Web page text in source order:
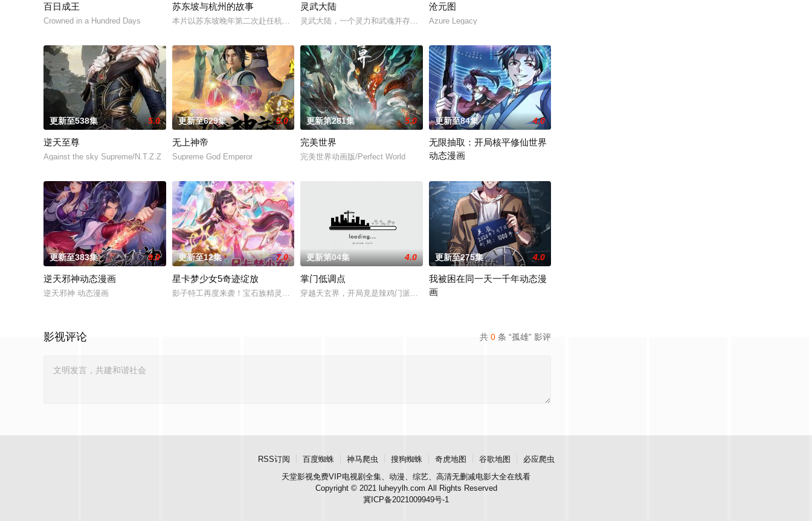
百日成王
Crowned in a Hundred Days
苏东坡与杭州的故事
本片以苏东坡晚年第二次赴任杭州，与老友佛印（一心想将苏东坡渡入佛门）、辽国女粉丝耶律云（原型为高丽使者之子金富轼与金
灵武大陆
灵武大陆，一个灵力和武魂并存的世界，灵修一念动山河，武者徒手撕天地。星辰镇昔日天才辰天，十岁后武魂沉寂、灵海枯竭，自
沧元图
Azure Legacy
更新至538集 5.0
逆天至尊
Against the sky Supreme/N.T.Z.Z
更新至629集 5.0
无上神帝
Supreme God Emperor
更新第281集 5.0
完美世界
完美世界动画版/Perfect World
更新至84集 4.0
无限抽取：开局核平修仙世界
动态漫画
更新至383集 9.0
逆天邪神动态漫画
逆天邪神 动态漫画
更新至12集 7.0
星卡梦少女5奇迹绽放
影子特工再度来袭！宝石族精灵竟然成了关键所在！东方桃子与伙伴们一边为救治师父森木宇冲击仙蜜试炼赛冠军，一边暗中追查潜
更新第04集 4.0
掌门低调点
穿越天玄界，开局竟是辣鸡门派掌门人！都市氪金人重生游戏异界，拿玩家当走狗，收世界主角做小弟，论装逼我只认天下第一！
更新至275集 4.0
我被困在同一天一千年动态漫
画
共 0 条 “孤雄” 影评
影视评论
RSS订阅 百度蜘蛛 神马爬虫 搜狗蜘蛛 奇虎地图 谷歌地图
必应爬虫
天堂影视免费VIP电视剧全集、动漫、综艺、高清无删减电影大全在线看
Copyright © 2021 luheyylh.com All Rights Reserved
冀ICP备2021009949号-1